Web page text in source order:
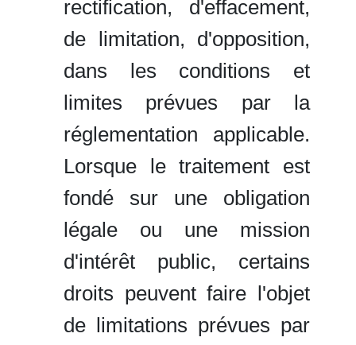
rectification, d'effacement,
de limitation, d'opposition,
dans les conditions et
limites prévues par la
réglementation applicable.
Lorsque le traitement est
fondé sur une obligation
légale ou une mission
d'intérêt public, certains
droits peuvent faire l'objet
de limitations prévues par